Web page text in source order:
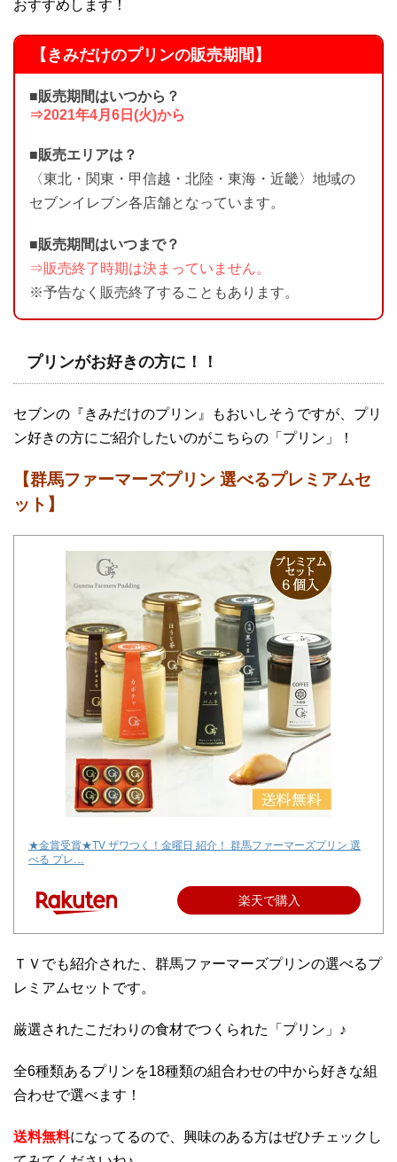
おすすめします！
【きみだけのプリンの販売期間】
■販売期間はいつから？
⇒2021年4月6日(火)から
■販売エリアは？
〈東北・関東・甲信越・北陸・東海・近畿〉地域の
セブンイレブン各店舗となっています。
■販売期間はいつまで？
⇒販売終了時期は決まっていません。
※予告なく販売終了することもあります。
プリンがお好きの方に！！
セブンの『きみだけのプリン』もおいしそうですが、プリ
ン好きの方にご紹介したいのがこちらの「プリン」！
【群馬ファーマーズプリン 選べるプレミアムセ
ット】
★金賞受賞★TV ザワつく！金曜日 紹介！ 群馬ファーマーズプリン 選
べる プレ…
楽天で購入
ＴＶでも紹介された、群馬ファーマーズプリンの選べるプ
レミアムセットです。
厳選されたこだわりの食材でつくられた「プリン」♪
全6種類あるプリンを18種類の組合わせの中から好きな組
合わせで選べます！
送料無料になってるので、興味のある方はぜひチェックし